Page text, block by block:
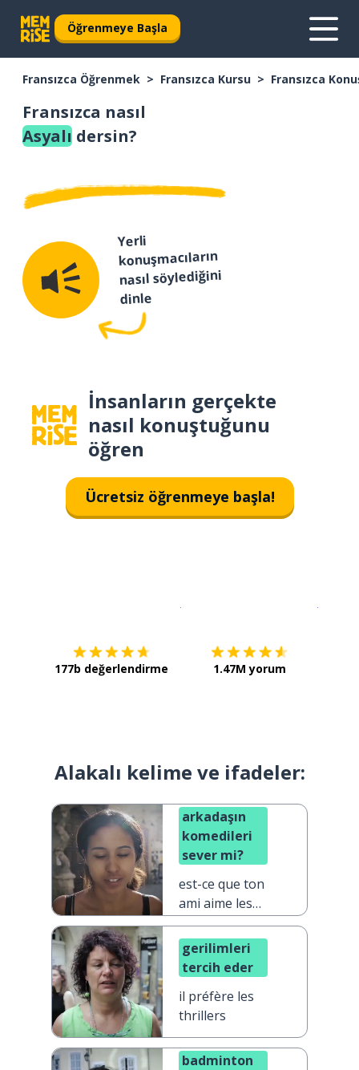
Öğrenmeye Başla
Fransızca Öğrenmek Fransızca Kursu Fransızca
Fransızca nasıl
Asyalı dersin?
Yerli
konuşmacıların
nasıl söylediğini
dinle
İnsanların gerçekte
nasıl konuştuğunu
öğren
Ücretsiz öğrenmeye başla!
177b değerlendirme 1.47M yorum
Alakalı kelime ve ifadeler:
arkadaşın
komedileri
sever mi?
est-ce que ton
ami aime les
comédies ?
gerilimleri
tercih eder
il préfère les
thrillers
badminton